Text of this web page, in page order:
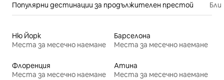
Популярни дестинации за продължителен престой
Ню Йорк
Места за месечно наемане
Барселона
Места за месечно наемане
Флоренция
Места за месечно наемане
Атина
Места за месечно наемане